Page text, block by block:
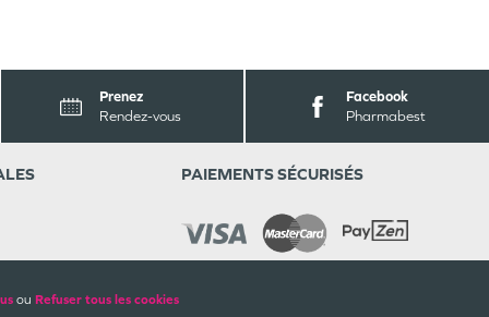
ou Refuser tous les cookies
Prenez
Rendez-vous
Facebook
Pharmabest
PAIEMENTS SÉCURISÉS